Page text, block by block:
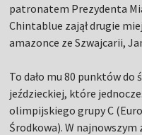
patronatem Prezydenta
Chintablue zajął drugie
amazonce ze Szwajcarii,
To dało mu 80 punktów
jeździeckiej, które
olimpijskiego grupy C
Środkowa). W